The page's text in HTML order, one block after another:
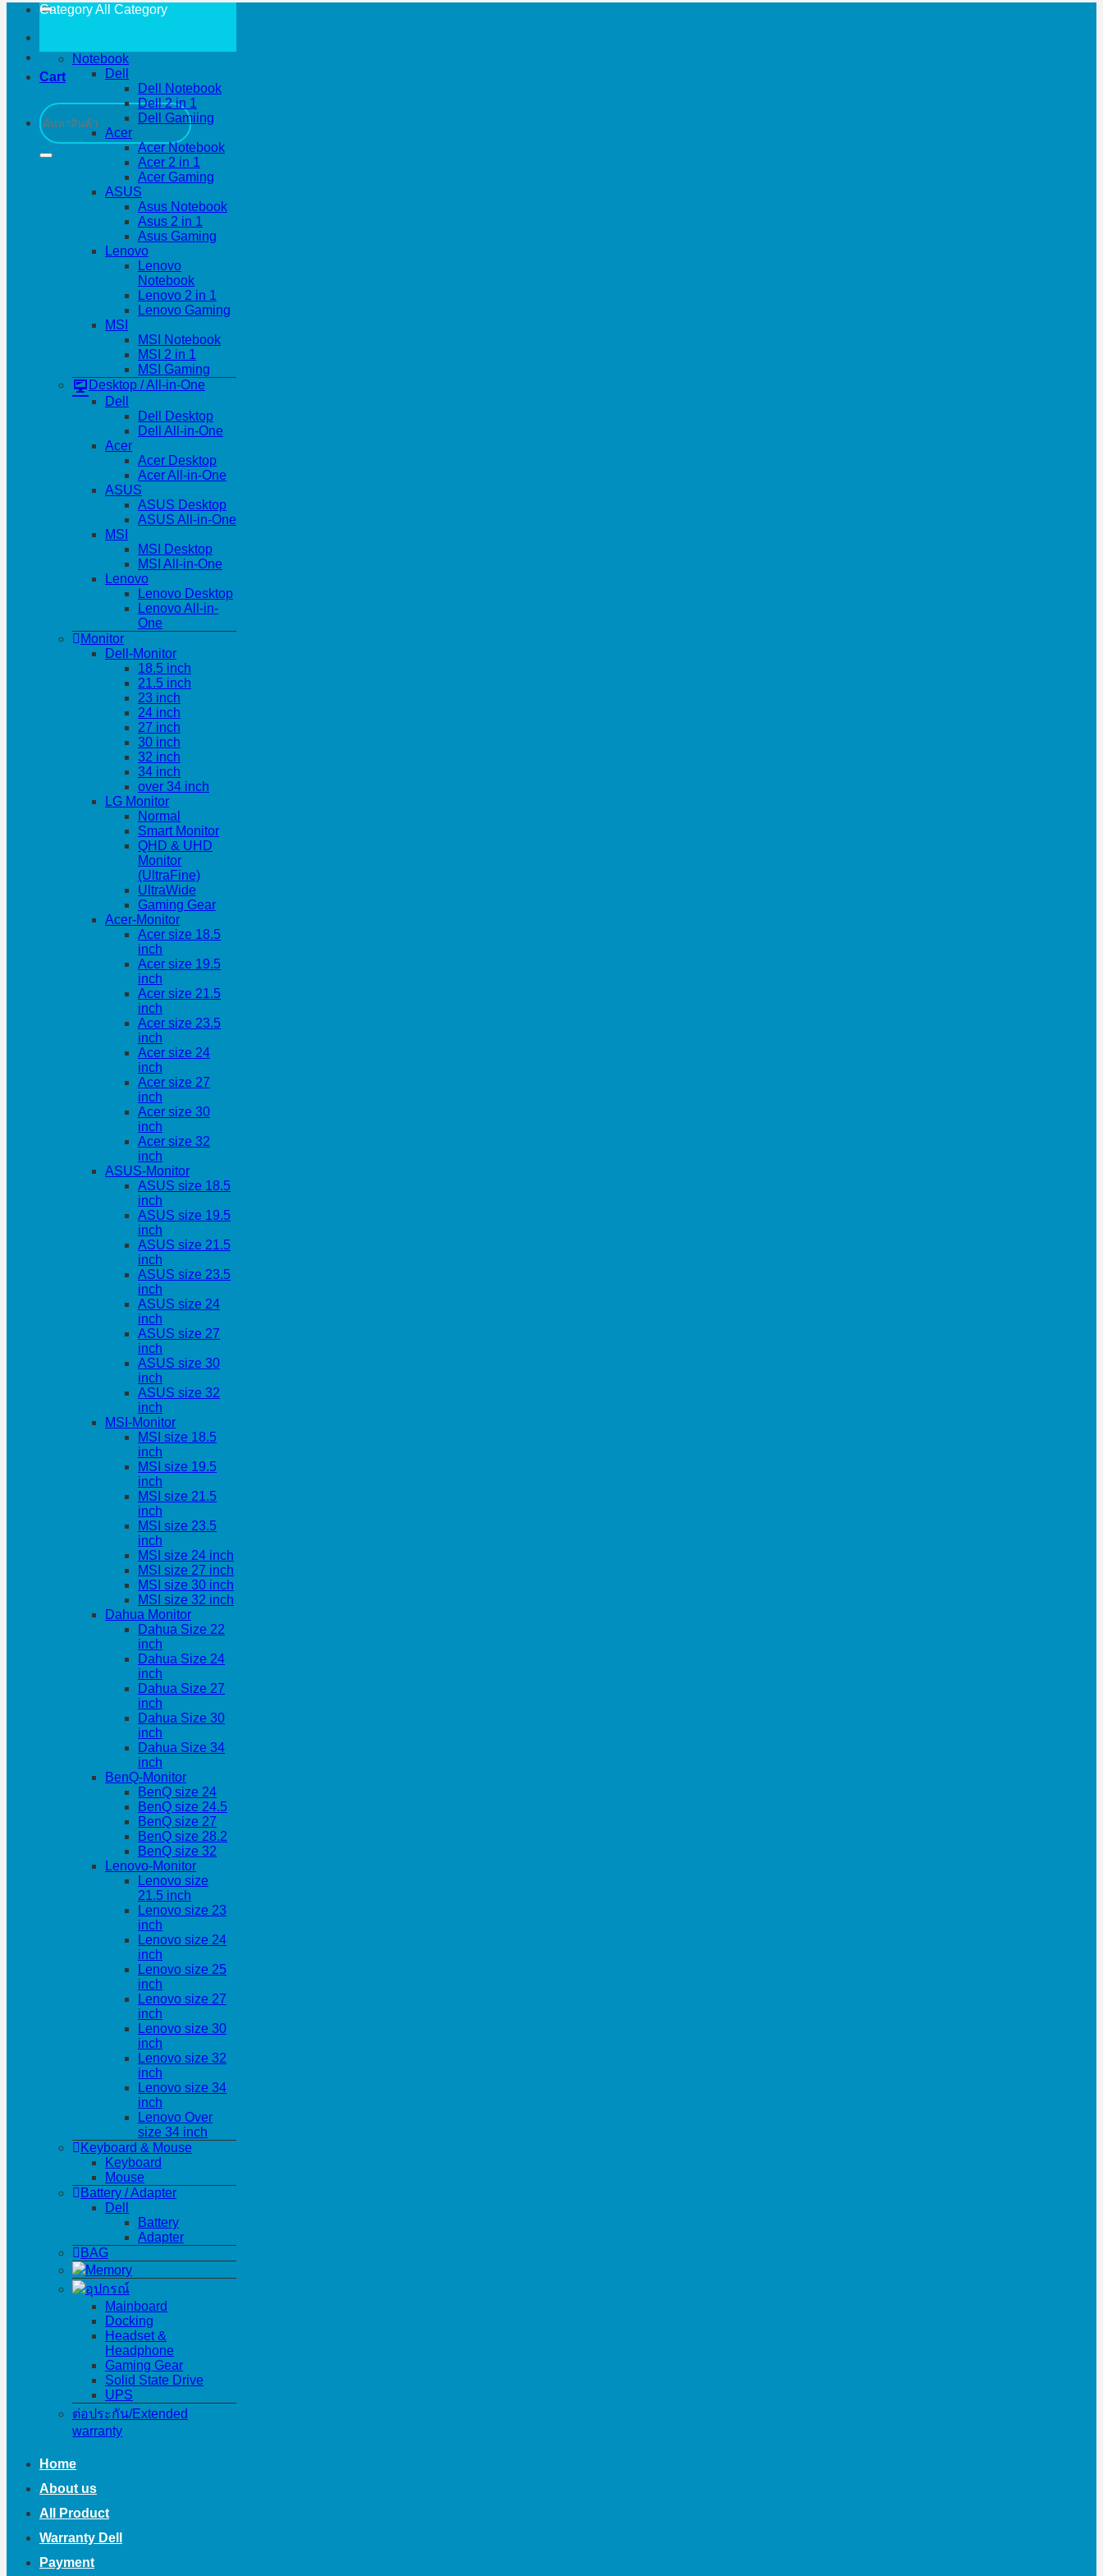
Cart
Search
for:
Category All Category
Notebook
Dell
Dell Notebook
Dell 2 in 1
Dell Gamiing
Acer
Acer Notebook
Acer 2 in 1
Acer Gaming
ASUS
Asus Notebook
Asus 2 in 1
Asus Gaming
Lenovo
Lenovo
Notebook
Lenovo 2 in 1
Lenovo Gaming
MSI
MSI Notebook
MSI 2 in 1
MSI Gaming
Desktop / All-in-One
Dell
Dell Desktop
Dell All-in-One
Acer
Acer Desktop
Acer All-in-One
ASUS
ASUS Desktop
ASUS All-in-One
MSI
MSI Desktop
MSI All-in-One
Lenovo
Lenovo Desktop
Lenovo All-in-
One
Monitor
Dell-Monitor
18.5 inch
21.5 inch
23 inch
24 inch
27 inch
30 inch
32 inch
34 inch
over 34 inch
LG Monitor
Normal
Smart Monitor
QHD & UHD
Monitor
(UltraFine)
UltraWide
Gaming Gear
Acer-Monitor
Acer size 18.5
inch
Acer size 19.5
inch
Acer size 21.5
inch
Acer size 23.5
inch
Acer size 24
inch
Acer size 27
inch
Acer size 30
inch
Acer size 32
inch
ASUS-Monitor
ASUS size 18.5
inch
ASUS size 19.5
inch
ASUS size 21.5
inch
ASUS size 23.5
inch
ASUS size 24
inch
ASUS size 27
inch
ASUS size 30
inch
ASUS size 32
inch
MSI-Monitor
MSI size 18.5
inch
MSI size 19.5
inch
MSI size 21.5
inch
MSI size 23.5
inch
MSI size 24 inch
MSI size 27 inch
MSI size 30 inch
MSI size 32 inch
Dahua Monitor
Dahua Size 22
inch
Dahua Size 24
inch
Dahua Size 27
inch
Dahua Size 30
inch
Dahua Size 34
inch
BenQ-Monitor
BenQ size 24
BenQ size 24.5
BenQ size 27
BenQ size 28.2
BenQ size 32
Lenovo-Monitor
Lenovo size
21.5 inch
Lenovo size 23
inch
Lenovo size 24
inch
Lenovo size 25
inch
Lenovo size 27
inch
Lenovo size 30
inch
Lenovo size 32
inch
Lenovo size 34
inch
Lenovo Over
size 34 inch
Keyboard & Mouse
Keyboard
Mouse
Battery / Adapter
Dell
Battery
Adapter
BAG
Memory
อุปกรณ์
Mainboard
Docking
Headset &
Headphone
Gaming Gear
Solid State Drive
UPS
ต่อประกัน/Extended
warranty
Home
About us
All Product
Warranty Dell
Payment